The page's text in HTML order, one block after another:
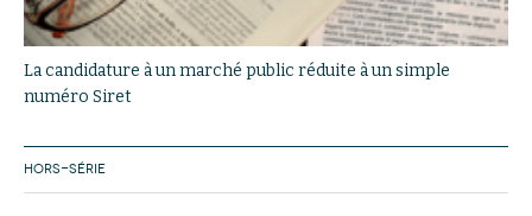
La candidature à un marché public réduite à un simple
numéro Siret
HORS-SÉRIE